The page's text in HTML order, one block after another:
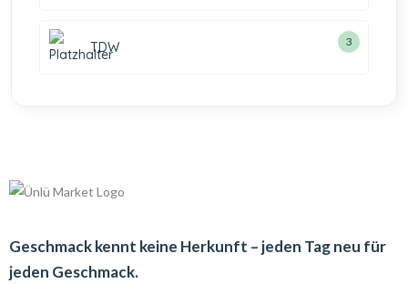
TDW 3
Geschmack kennt keine Herkunft – jeden Tag neu für
jeden Geschmack.